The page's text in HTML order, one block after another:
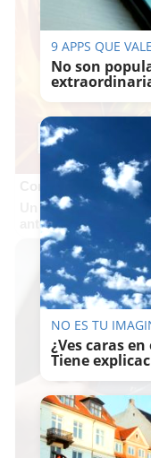
Corepunk MMORPG
Un verdadero
antes, pero mejor!
9 APPS QUE
No son
NO ES TU
¿Ves caras
Tiene